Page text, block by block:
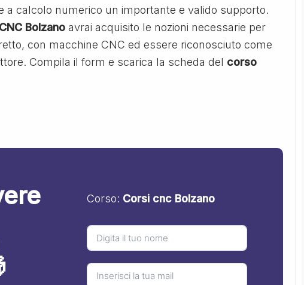
a calcolo numerico un importante e valido supporto.
Bolzano avrai acquisito le nozioni necessarie per
con macchine CNC ed essere riconosciuto come
Compila il form e scarica la scheda del corso
Corso: Corsi cnc Bolzano